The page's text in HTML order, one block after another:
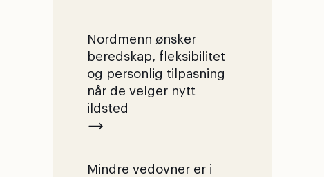
Nordmenn ønsker
beredskap, fleksibilitet
og personlig tilpasning
når de velger nytt
ildsted
Mindre vedovner er i